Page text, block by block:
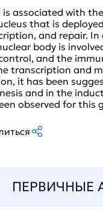
is associated with
that is
and repair.
body is
and the
transcription and
it has been
and in the
observed for this
ПЕРВИЧНЫЕ